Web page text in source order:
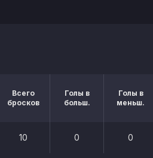
Всего
бросков
Голы в
больш.
Голы в
меньш.
10 0 0